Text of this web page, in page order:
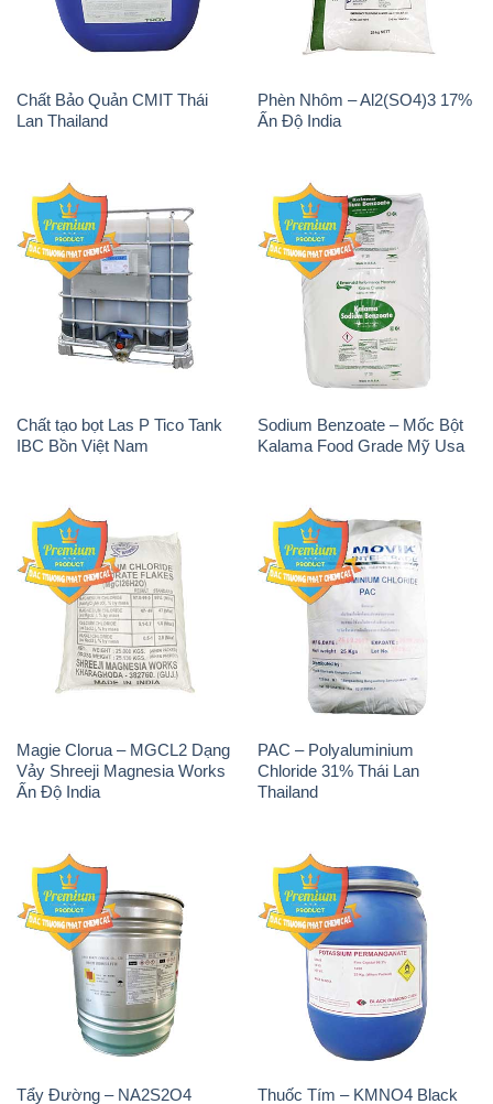
Chất tạo bọt Las P Tico Tank
IBC Bồn Việt Nam
Sodium Benzoate – Mốc Bột
Kalama Food Grade Mỹ Usa
Magie Clorua – MGCL2 Dạng
Vảy Shreeji Magnesia Works
Ấn Độ India
PAC – Polyaluminium
Chloride 31% Thái Lan
Thailand
Tẩy Đường – NA2S2O4
Guangdi Maoming Thùng
Xám Trung Quốc China
Thuốc Tím – KMNO4 Black
Diamond Ấn Độ India